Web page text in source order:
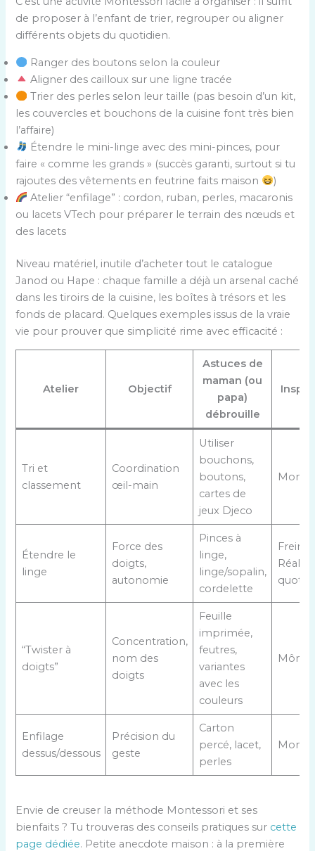
de proposer à l’enfant de trier, regrouper ou aligner
différents objets du quotidien.
Ranger des boutons selon la couleur
Aligner des cailloux sur une ligne tracée
Trier des perles selon leur taille (pas besoin d’un kit,
les couvercles et bouchons de la cuisine font très bien
l’affaire)
Étendre le mini-linge avec des mini-pinces, pour
faire « comme les grands » (succès garanti, surtout si tu
rajoutes des vêtements en feutrine faits maison
)
Atelier “enfilage” : cordon, ruban, perles, macaronis
ou lacets VTech pour préparer le terrain des nœuds et
des lacets
Niveau matériel, inutile d’acheter tout le catalogue
Janod ou Hape : chaque famille a déjà un arsenal caché
dans les tiroirs de la cuisine, les boîtes à trésors et les
fonds de placard. Quelques exemples issus de la vraie
vie pour prouver que simplicité rime avec efficacité :
Atelier Objectif
Astuces de
maman (ou
papa)
débrouille
Tri et
classement
Coordination
œil-main
Utiliser
bouchons,
boutons,
cartes de
jeux Djeco
Étendre le
linge
Force des
doigts,
autonomie
Pinces à
linge,
linge/sopalin,
cordelette
Réalité
“Twister à
doigts”
Concentration,
nom des
doigts
Feuille
imprimée,
feutres,
variantes
avec les
couleurs
Enfilage
dessus/dessous
Précision du
geste
Carton
percé, lacet,
perles
Envie de creuser la méthode Montessori et ses
bienfaits ? Tu trouveras des conseils pratiques sur cette
page dédiée. Petite anecdote maison : à la première